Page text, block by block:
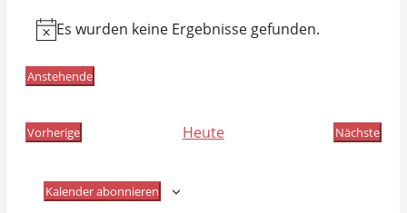
Hinweis
Es wurden keine Ergebnisse gefunden.
Anstehende
Vorherige
Veranstaltungen
Heute
Nächste
Kalender abonnieren